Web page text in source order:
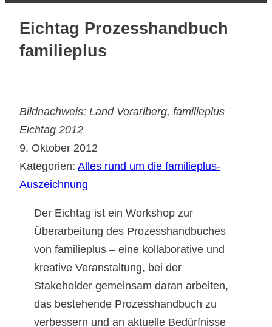
Eichtag Prozesshandbuch
familieplus
Bildnachweis: Land Vorarlberg, familieplus
Eichtag 2012
9. Oktober 2012
Kategorien: Alles rund um die familieplus-
Auszeichnung
Der Eichtag ist ein Workshop zur
Überarbeitung des Prozesshandbuches
von familieplus – eine kollaborative und
kreative Veranstaltung, bei der
Stakeholder gemeinsam daran arbeiten,
das bestehende Prozesshandbuch zu
verbessern und an aktuelle Bedürfnisse